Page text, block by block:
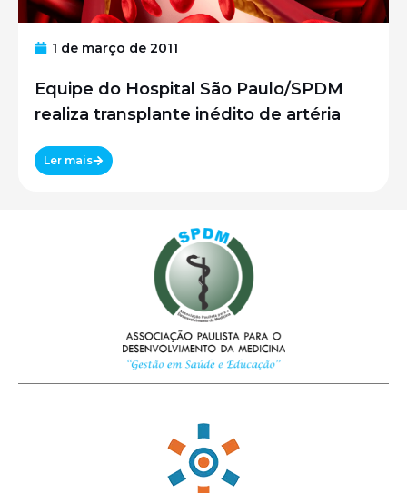
1 de março de 2011
Equipe do Hospital São Paulo/SPDM
realiza transplante inédito de artéria
Ler mais